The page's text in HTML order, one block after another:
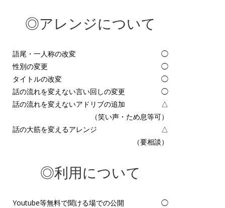
◎アレンジについて
語尾・一人称の改変
◯
性別の変更
◯
タイトルの改変
◯
話の流れを変えない言い回しの変更
◯
話の流れを変えないアドリブの追加
△
（笑い声・ため息等可）
話の大筋を変えるアレンジ
△
（要相談）
◎利用について
Youtube等無料で聞ける場での公開
◯